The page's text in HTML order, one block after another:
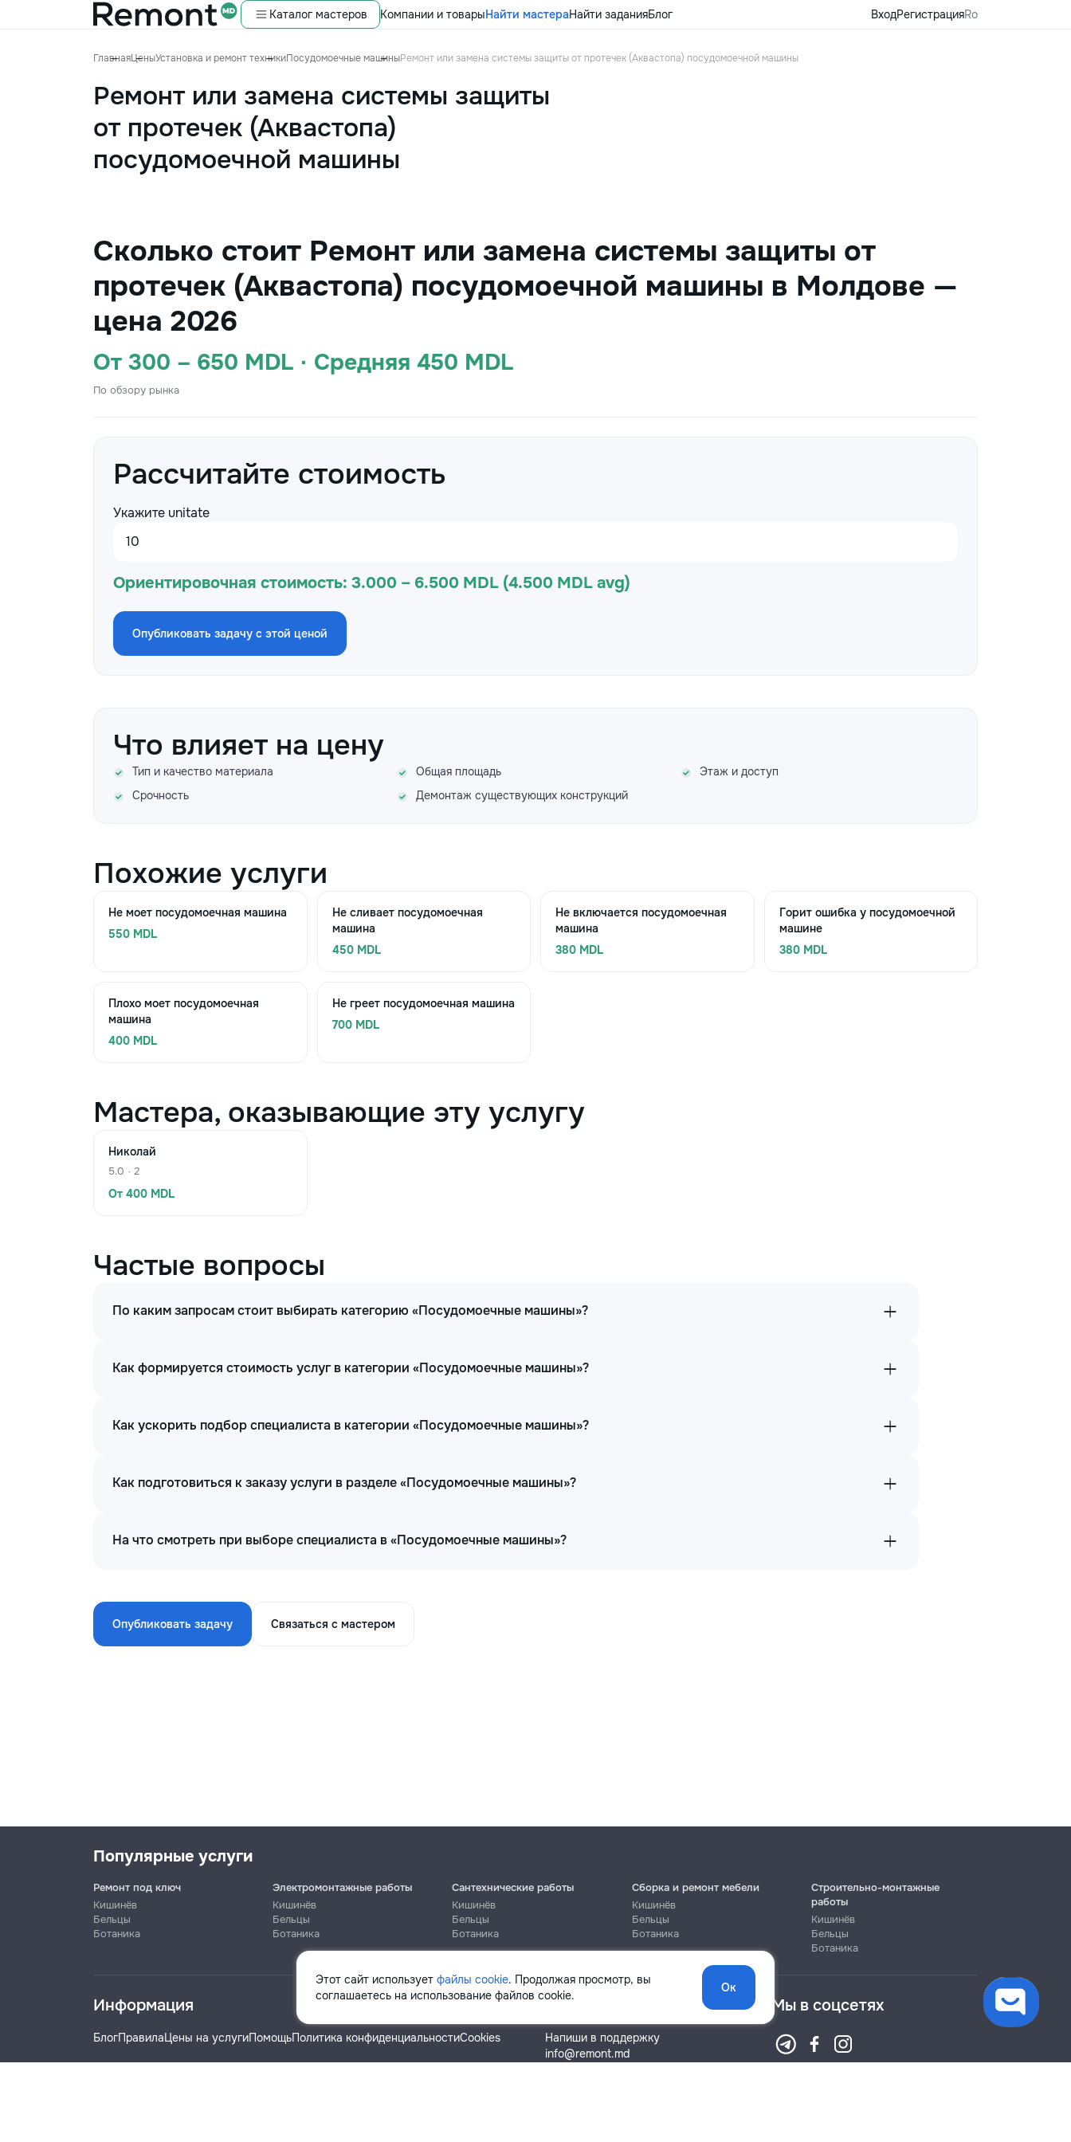
Каталог мастеров Компании и товарыНайти мастераНайти заданияБлог ВходРегистрацияRo
ГлавнаяЦеныУстановка и ремонт техникиПосудомоечные машиныРемонт или замена системы защиты от протечек (Аквастопа) посудомоечной машины
Ремонт или замена системы защиты
от протечек (Аквастопа)
посудомоечной машины
Сколько стоит Ремонт или замена системы защиты от
протечек (Аквастопа) посудомоечной машины в Молдове —
цена 2026
От 300 – 650 MDL · Средняя 450 MDL
По обзору рынка
Рассчитайте стоимость
Укажите unitate
Ориентировочная стоимость: 3.000 – 6.500 MDL (4.500 MDL avg)
Опубликовать задачу с этой ценой
Что влияет на цену
Тип и качество материала Общая площадь
Этаж и доступ
Срочность
Демонтаж существующих конструкций
Похожие услуги
Не моет посудомоечная машина
550 MDL
Не сливает посудомоечная
машина
450 MDL
Не включается посудомоечная
машина
380 MDL
Горит ошибка у посудомоечной
машине
380 MDL
Плохо моет посудомоечная
машина
400 MDL
Не греет посудомоечная машина
700 MDL
Мастера, оказывающие эту услугу
Николай
5.0 · 2
От 400 MDL
Частые вопросы
По каким запросам стоит выбирать категорию «Посудомоечные машины»?
Как формируется стоимость услуг в категории «Посудомоечные машины»?
Как ускорить подбор специалиста в категории «Посудомоечные машины»?
Как подготовиться к заказу услуги в разделе «Посудомоечные машины»?
На что смотреть при выборе специалиста в «Посудомоечные машины»?
Опубликовать задачу Связаться с мастером
Этот сайт использует файлы cookie. Продолжая просмотр, вы
соглашаетесь на использование файлов cookie.
Ок
Популярные услуги
Ремонт под ключ
Кишинёв
Бельцы
Ботаника
Электромонтажные работы
Кишинёв
Бельцы
Ботаника
Сантехнические работы
Кишинёв
Бельцы
Ботаника
Сборка и ремонт мебели
Кишинёв
Бельцы
Ботаника
Строительно-монтажные
работы
Кишинёв
Бельцы
Ботаника
Информация
БлогПравилаЦены на услугиПомощьПолитика конфиденциальностиCookies
Помощь
Напиши в поддержку
info@remont.md
Мы в соцсетях